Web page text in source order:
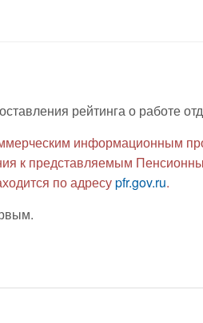
рейтинга о работе
информационным
к представляемым
по адресуpfr.gov.ru.